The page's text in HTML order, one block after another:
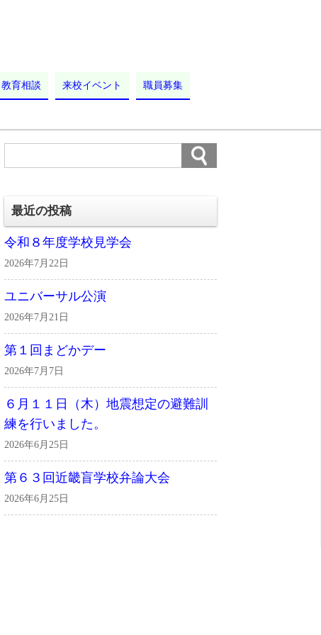
教育相談 来校イベント 職員募集
最近の投稿
令和８年度学校見学会
2026年7月22日
ユニバーサル公演
2026年7月21日
第１回まどかデー
2026年7月7日
６月１１日（木）地震想定の避難訓
練を行いました。
2026年6月25日
第６３回近畿盲学校弁論大会
2026年6月25日